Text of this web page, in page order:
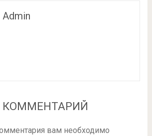
Admin
КОММЕНТАРИЙ
вам необходимо